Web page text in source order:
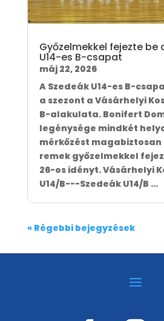
Győzelmekkel fejezte be
U14-es B-csapat
máj 22, 2026
A Szedeák U14-es B-
a szezont a Vásárhelyi
B-alakulata. Bonifert
legénysége mindkét
mérkőzést
remek győzelmekkel
26-os idényt. Vásárhelyi
U14/B---Szedeák U14/B ...
« Régebbi bejegyzések